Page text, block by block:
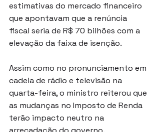
estimativas do mercado financeiro
que apontavam que a renúncia
fiscal seria de R$ 70 bilhões com a
elevação da faixa de isenção.
Assim como no pronunciamento em
cadeia de rádio e televisão na
quarta-feira, o ministro reiterou que
as mudanças no Imposto de Renda
terão impacto neutro na